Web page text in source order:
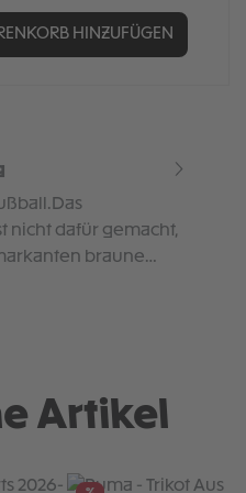
HINZUFÜGEN
nicht dafür gemacht,
braune…
Artikel